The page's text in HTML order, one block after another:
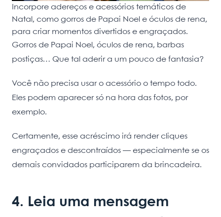
Incorpore adereços e acessórios temáticos de
Natal, como gorros de Papai Noel e óculos de rena,
para criar momentos divertidos e engraçados.
Gorros de Papai Noel, óculos de rena, barbas
postiças… Que tal aderir a um pouco de fantasia?
Você não precisa usar o acessório o tempo todo.
Eles podem aparecer só na hora das fotos, por
exemplo.
Certamente, esse acréscimo irá render cliques
engraçados e descontraídos — especialmente se os
demais convidados participarem da brincadeira.
4. Leia uma mensagem